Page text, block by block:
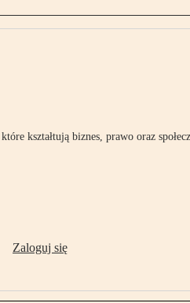
kształtują biznes, prawo oraz
Zaloguj się